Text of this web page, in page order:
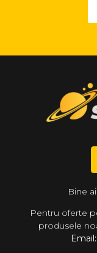
Bine
Pentru oferte
produsele